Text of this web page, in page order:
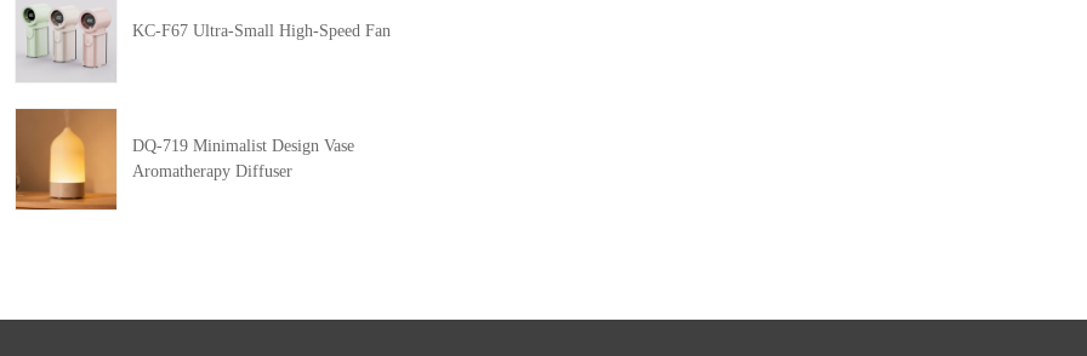
KC-F67 Ultra-Small High-Speed Fan
DQ-719 Minimalist Design Vase
Aromatherapy Diffuser